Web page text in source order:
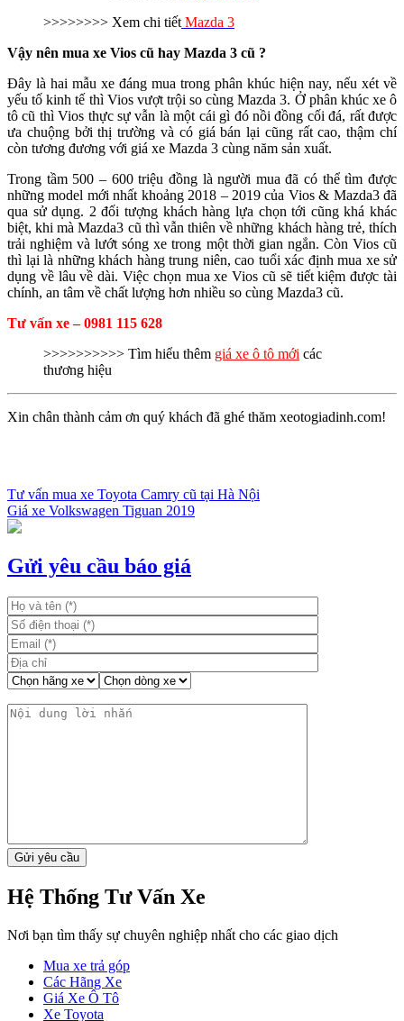
>>>>>>>> Xem chi tiết Mazda 3
Vậy nên mua xe Vios cũ hay Mazda 3 cũ ?
Đây là hai mẫu xe đáng mua trong phân khúc hiện nay, nếu xét về
yếu tố kinh tế thì Vios vượt trội so cùng Mazda 3. Ở phân khúc xe ô
tô cũ thì Vios thực sự vẫn là một cái gì đó nồi đồng cối đá, rất được
ưa chuộng bởi thị trường và có giá bán lại cũng rất cao, thậm chí
còn tương đương với giá xe Mazda 3 cùng năm sản xuất.
Trong tầm 500 – 600 triệu đồng là người mua đã có thể tìm được
những model mới nhất khoảng 2018 – 2019 của Vios & Mazda3 đã
qua sử dụng. 2 đối tượng khách hàng lựa chọn tới cũng khá khác
biệt, khi mà Mazda3 cũ thì vẫn thiên về những khách hàng trẻ, thích
trải nghiệm và lướt sóng xe trong một thời gian ngắn. Còn Vios cũ
thì lại là những khách hàng trung niên, cao tuổi xác định mua xe sử
dụng về lâu về dài. Việc chọn mua xe Vios cũ sẽ tiết kiệm được tài
chính, an tâm về chất lượng hơn nhiều so cùng Mazda3 cũ.
Tư vấn xe – 0981 115 628
>>>>>>>>>> Tìm hiểu thêm giá xe ô tô mới các
thương hiệu
Xin chân thành cảm ơn quý khách đã ghé thăm xeotogiadinh.com!
Điều
hướng
bài
Tư vấn mua xe Toyota Camry cũ tại Hà Nội
Giá xe Volkswagen Tiguan 2019
Gửi yêu cầu báo giá
Hệ Thống Tư Vấn Xe
Nơi bạn tìm thấy sự chuyên nghiệp nhất cho các giao dịch
Mua xe trả góp
Các Hãng Xe
Giá Xe Ô Tô
Xe Toyota